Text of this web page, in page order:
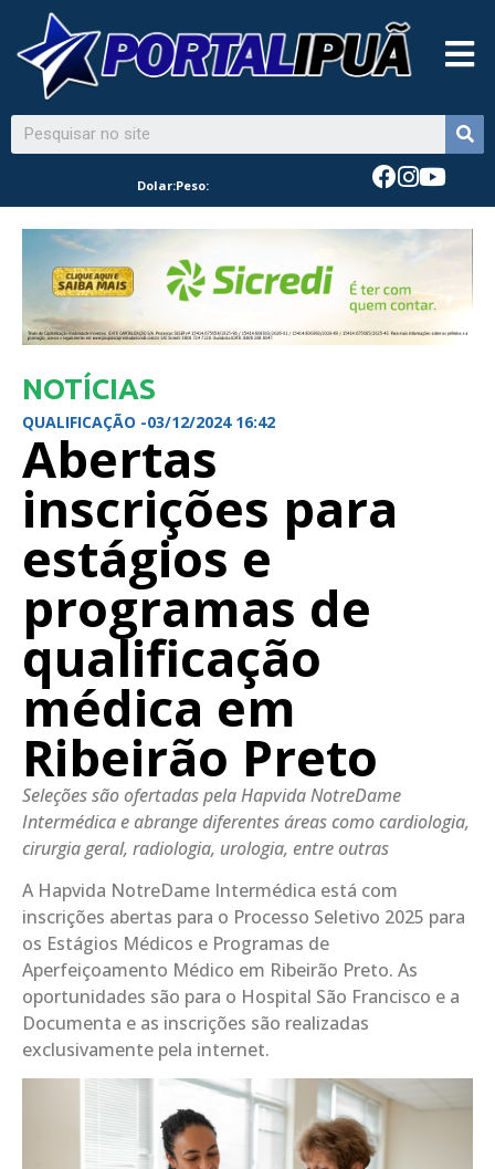
Dolar:Peso:
NOTÍCIAS
QUALIFICAÇÃO -03/12/2024 16:42
Abertas
inscrições para
estágios e
programas de
qualificação
médica em
Ribeirão Preto
Seleções são ofertadas pela Hapvida NotreDame
Intermédica e abrange diferentes áreas como cardiologia,
cirurgia geral, radiologia, urologia, entre outras
A Hapvida NotreDame Intermédica está com
inscrições abertas para o Processo Seletivo 2025 para
os Estágios Médicos e Programas de
Aperfeiçoamento Médico em Ribeirão Preto. As
oportunidades são para o Hospital São Francisco e a
Documenta e as inscrições são realizadas
exclusivamente pela internet.